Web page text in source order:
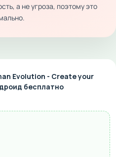
а не угроза, поэтому это
Evolution - Create your
бесплатно